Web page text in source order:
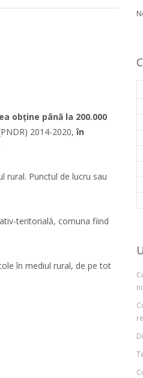
obține până la 200.000
2014-2020, în
rural. Punctul de lucru sau
teritorială, comuna fiind
în mediul rural, de pe tot